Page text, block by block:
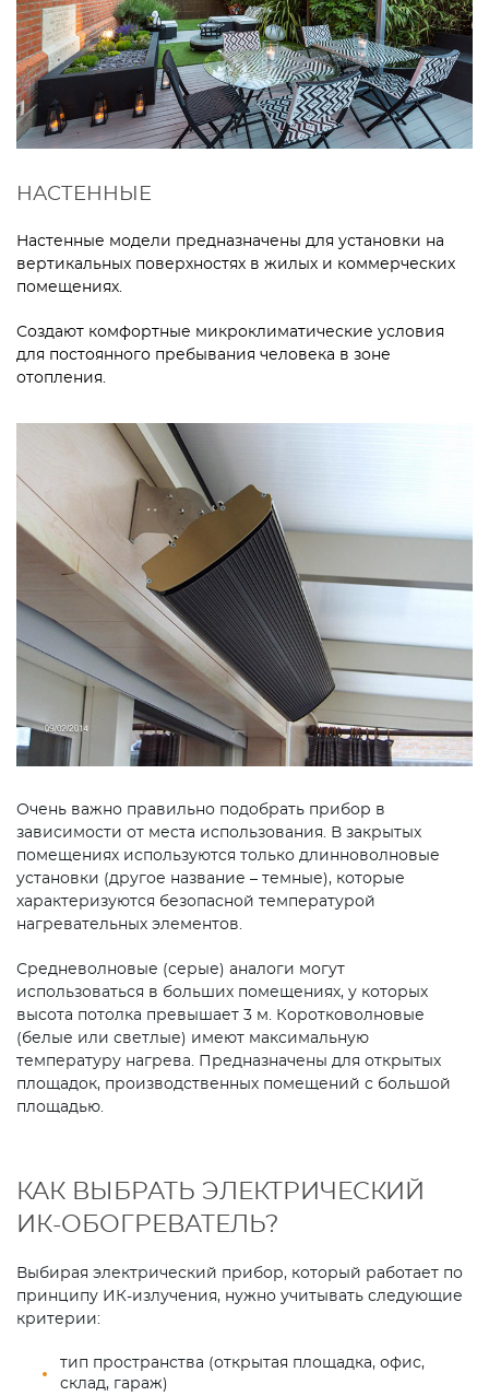
НАСТЕННЫЕ
Настенные модели предназначены для установки на
вертикальных поверхностях в жилых и коммерческих
помещениях.
Создают комфортные микроклиматические условия
для постоянного пребывания человека в зоне
отопления.
Очень важно правильно подобрать прибор в
зависимости от места использования. В закрытых
помещениях используются только длинноволновые
установки (другое название – темные), которые
характеризуются безопасной температурой
нагревательных элементов.
Средневолновые (серые) аналоги могут
использоваться в больших помещениях, у которых
высота потолка превышает 3 м. Коротковолновые
(белые или светлые) имеют максимальную
температуру нагрева. Предназначены для открытых
площадок, производственных помещений с большой
площадью.
КАК ВЫБРАТЬ ЭЛЕКТРИЧЕСКИЙ
ИК-ОБОГРЕВАТЕЛЬ?
Выбирая электрический прибор, который работает по
принципу ИК-излучения, нужно учитывать следующие
критерии:
тип пространства (открытая площадка, офис,
склад, гараж)